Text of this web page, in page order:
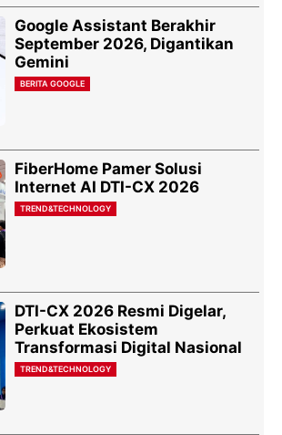
Google Assistant Berakhir
September 2026, Digantikan
Gemini
BERITA GOOGLE
FiberHome Pamer Solusi
Internet AI DTI-CX 2026
TREND&TECHNOLOGY
DTI-CX 2026 Resmi Digelar,
Perkuat Ekosistem
Transformasi Digital Nasional
TREND&TECHNOLOGY